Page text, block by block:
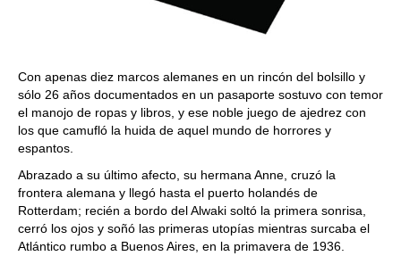
Con apenas diez marcos alemanes en un rincón del bolsillo y
sólo 26 años documentados en un pasaporte sostuvo con temor
el manojo de ropas y libros, y ese noble juego de ajedrez con
los que camufló la huida de aquel mundo de horrores y
espantos.
Abrazado a su último afecto, su hermana Anne, cruzó la
frontera alemana y llegó hasta el puerto holandés de
Rotterdam; recién a bordo del Alwaki soltó la primera sonrisa,
cerró los ojos y soñó las primeras utopías mientras surcaba el
Atlántico rumbo a Buenos Aires, en la primavera de 1936.